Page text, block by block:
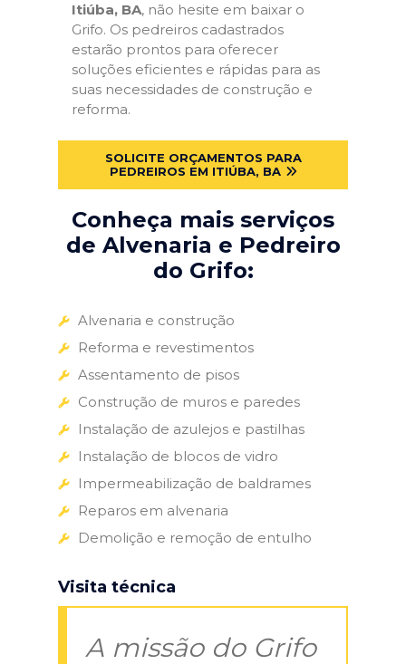
Itiúba, BA, não hesite em baixar o
Grifo. Os pedreiros cadastrados
estarão prontos para oferecer
soluções eficientes e rápidas para as
suas necessidades de construção e
reforma.
SOLICITE ORÇAMENTOS PARA
PEDREIROS EM ITIÚBA, BA
Conheça mais serviços
de Alvenaria e Pedreiro
do Grifo:
Alvenaria e construção
Reforma e revestimentos
Assentamento de pisos
Construção de muros e paredes
Instalação de azulejos e pastilhas
Instalação de blocos de vidro
Impermeabilização de baldrames
Reparos em alvenaria
Demolição e remoção de entulho
Visita técnica
A missão do Grifo